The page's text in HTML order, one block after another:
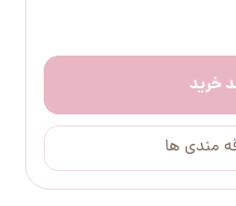
خرید
مندی ها